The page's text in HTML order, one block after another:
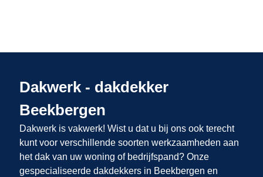
Dakwerk - dakdekker
Beekbergen
Dakwerk is vakwerk! Wist u dat u bij ons ook terecht
kunt voor verschillende soorten werkzaamheden aan
het dak van uw woning of bedrijfspand? Onze
gespecialiseerde dakdekkers in Beekbergen en